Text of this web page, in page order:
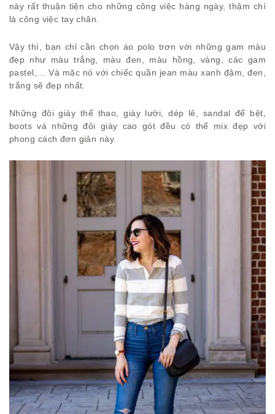
này rất thuận tiện cho những công việc hàng ngày, thậm chí
là công việc tay chân.
Vậy thì, bạn chỉ cần chọn áo polo trơn với những gam màu
đẹp như màu trắng, màu đen, màu hồng, vàng, các gam
pastel,… Và mặc nó với chiếc quần jean màu xanh đậm, đen,
trắng sẽ đẹp nhất.
Những đôi giày thể thao, giày lười, dép lê, sandal đế bệt,
boots và những đôi giày cao gót đều có thể mix đẹp với
phong cách đơn giản này.